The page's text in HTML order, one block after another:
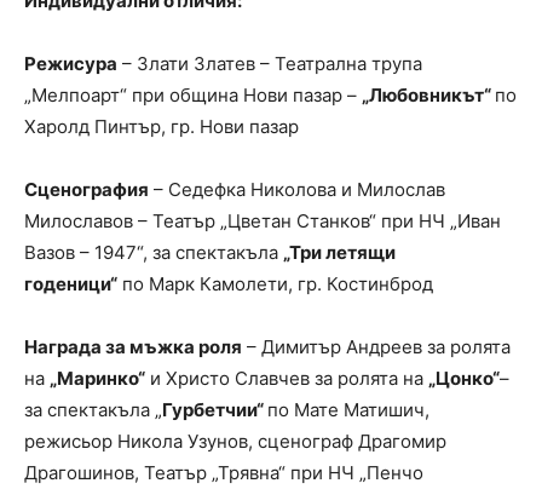
Режисура – Злати Златев – Театрална трупа
„Мелпоарт“ при община Нови пазар – „Любовникът“ по
Харолд Пинтър, гр. Нови пазар
Сценография – Седефка Николова и Милослав
Милославов – Театър „Цветан Станков“ при НЧ „Иван
Вазов – 1947“, за спектакъла „Три летящи
годеници“ по Марк Камолети, гр. Костинброд
Награда за мъжка роля – Димитър Андреев за ролята
на „Маринко“ и Христо Славчев за ролята на „Цонко“–
за спектакъла „Гурбетчии“ по Мате Матишич,
режисьор Никола Узунов, сценограф Драгомир
Драгошинов, Театър „Трявна“ при НЧ „Пенчо